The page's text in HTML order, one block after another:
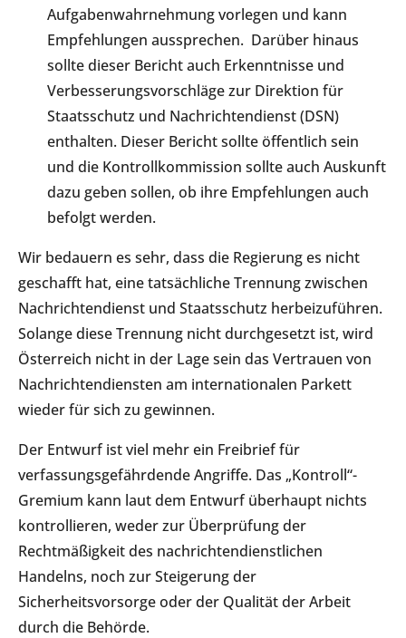
Aufgabenwahrnehmung vorlegen und kann
Empfehlungen aussprechen. Darüber hinaus
sollte dieser Bericht auch Erkenntnisse und
Verbesserungsvorschläge zur Direktion für
Staatsschutz und Nachrichtendienst (DSN)
enthalten. Dieser Bericht sollte öffentlich sein
und die Kontrollkommission sollte auch Auskunft
dazu geben sollen, ob ihre Empfehlungen auch
befolgt werden.
Wir bedauern es sehr, dass die Regierung es nicht
geschafft hat, eine tatsächliche Trennung zwischen
Nachrichtendienst und Staatsschutz herbeizuführen.
Solange diese Trennung nicht durchgesetzt ist, wird
Österreich nicht in der Lage sein das Vertrauen von
Nachrichtendiensten am internationalen Parkett
wieder für sich zu gewinnen.
Der Entwurf ist viel mehr ein Freibrief für
verfassungsgefährdende Angriffe. Das „Kontroll“-
Gremium kann laut dem Entwurf überhaupt nichts
kontrollieren, weder zur Überprüfung der
Rechtmäßigkeit des nachrichtendienstlichen
Handelns, noch zur Steigerung der
Sicherheitsvorsorge oder der Qualität der Arbeit
durch die Behörde.